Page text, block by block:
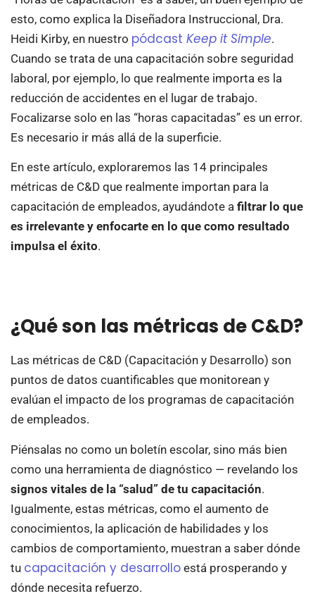
esto, como explica la Diseñadora Instruccional, Dra.
Heidi Kirby, en nuestro pódcast Keep it Simple.
Cuando se trata de una capacitación sobre seguridad
laboral, por ejemplo, lo que realmente importa es la
reducción de accidentes en el lugar de trabajo.
Focalizarse solo en las “horas capacitadas” es un error.
Es necesario ir más allá de la superficie.
En este artículo, exploraremos las 14 principales
métricas de C&D que realmente importan para la
capacitación de empleados, ayudándote a filtrar lo que
es irrelevante y enfocarte en lo que como resultado
impulsa el éxito.
¿Qué son las métricas de C&D?
Las métricas de C&D (Capacitación y Desarrollo) son
puntos de datos cuantificables que monitorean y
evalúan el impacto de los programas de capacitación
de empleados.
Piénsalas no como un boletín escolar, sino más bien
como una herramienta de diagnóstico — revelando los
signos vitales de la “salud” de tu capacitación.
Igualmente, estas métricas, como el aumento de
conocimientos, la aplicación de habilidades y los
cambios de comportamiento, muestran a saber dónde
tu capacitación y desarrollo está prosperando y
dónde necesita refuerzo.